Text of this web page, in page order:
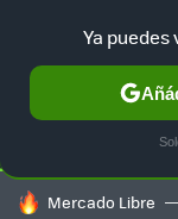
SELECCIÓN
HOY SE HABLA DE
Mercado Libre
Ya puedes